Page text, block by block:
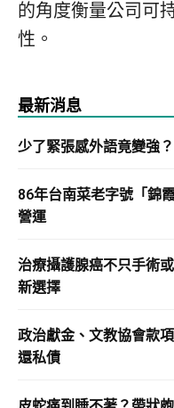
的角度衡量公司可
性。
最新消息
少了緊張感外語竟變強
86年台南菜老字號「錦
營運
治療攝護腺癌不只手術
新選擇
政治獻金、文教協會款
還私債